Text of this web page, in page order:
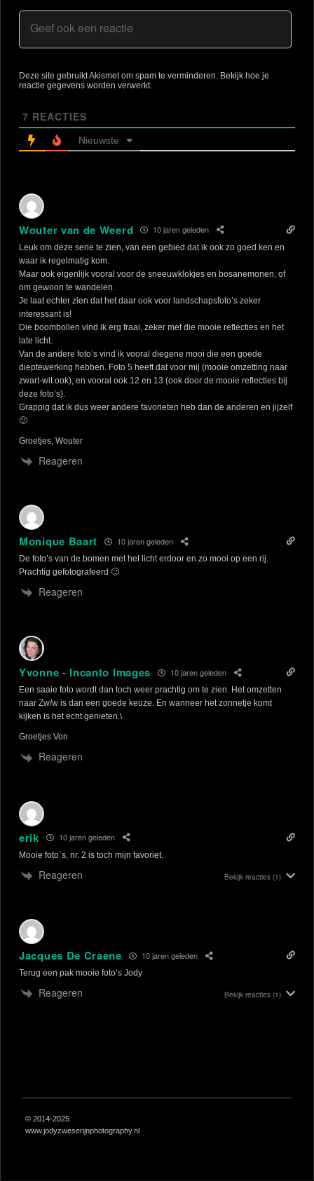
Deze site gebruikt Akismet om spam te verminderen. Bekijk hoe je
reactie gegevens worden verwerkt
7 REACTIES
Nieuwste
Wouter van de Weerd 10 jaren geleden
Leuk om deze serie te zien, van een gebied dat ik ook zo goed ken en
waar ik regelmatig kom.
Maar ook eigenlijk vooral voor de sneeuwklokjes en bosanemonen, of
om gewoon te wandelen.
Je laat echter zien dat het daar ook voor landschapsfoto’s zeker
interessant is!
Die boombollen vind ik erg fraai, zeker met die mooie reflecties en het
late licht.
Van de andere foto’s vind ik vooral diegene mooi die een goede
dieptewerking hebben. Foto 5 heeft dat voor mij (mooie omzetting naar
zwart-wit ook), en vooral ook 12 en 13 (ook door de mooie reflecties bij
deze foto’s).
Grappig dat ik dus weer andere favorieten heb dan de anderen en jijzelf
🙂
Groetjes, Wouter
Reageren
Monique Baart 10 jaren geleden
De foto’s van de bomen met het licht erdoor en zo mooi op een rij.
Prachtig gefotografeerd 🙂
Reageren
Yvonne - Incanto Images 10 jaren geleden
Een saaie foto wordt dan toch weer prachtig om te zien. Het omzetten
naar Zw/w is dan een goede keuze. En wanneer het zonnetje komt
kijken is het echt genieten.\
Groetjes Von
Reageren
erik 10 jaren geleden
Mooie foto`s, nr. 2 is toch mijn favoriet.
Reageren Bekijk reacties (1)
Jacques De Craene 10 jaren geleden
Terug een pak mooie foto’s Jody
Reageren Bekijk reacties (1)
© 2014-2025
www.jodyzweserijnphotography.nl